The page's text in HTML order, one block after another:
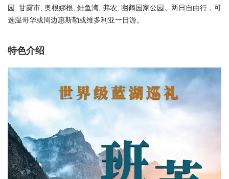
园, 甘露市, 奥根娜根, 鲑鱼湾, 弗农, 幽鹤国家公园。两日自由行，可
选温哥华或周边惠斯勒或维多利亚一日游。
特色介绍